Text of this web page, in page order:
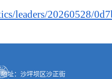
leaders/20260528/
地址：沙坪坝区沙正街